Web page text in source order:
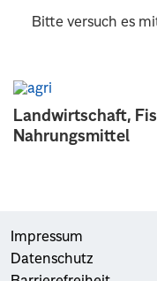
Landwirtschaft,
Nahrungsmittel
Bitte versuch es
Impressum
Datenschutz